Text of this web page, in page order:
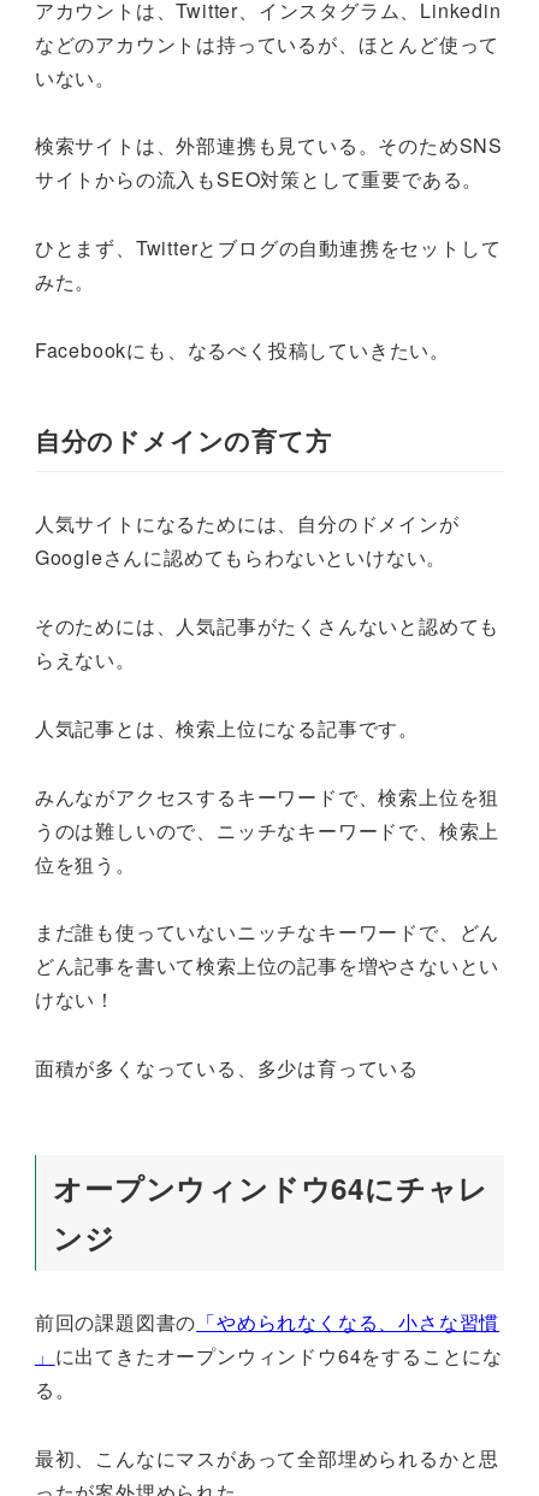
アカウントは、Twitter、インスタグラム、Linkedin
などのアカウントは持っているが、ほとんど使って
いない。
検索サイトは、外部連携も見ている。そのためSNS
サイトからの流入もSEO対策として重要である。
ひとまず、Twitterとブログの自動連携をセットして
みた。
Facebookにも、なるべく投稿していきたい。
自分のドメインの育て方
人気サイトになるためには、自分のドメインが
Googleさんに認めてもらわないといけない。
そのためには、人気記事がたくさんないと認めても
らえない。
人気記事とは、検索上位になる記事です。
みんながアクセスするキーワードで、検索上位を狙
うのは難しいので、ニッチなキーワードで、検索上
位を狙う。
まだ誰も使っていないニッチなキーワードで、どん
どん記事を書いて検索上位の記事を増やさないとい
けない！
面積が多くなっている、多少は育っている
オープンウィンドウ64にチャレ
ンジ
前回の課題図書の 「やめられなくなる、小さな習慣
」 に出てきたオープンウィンドウ64をすることにな
る。
最初、こんなにマスがあって全部埋められるかと思